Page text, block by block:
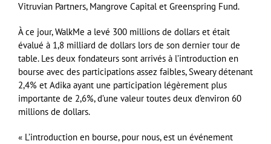
Vitruvian Partners, Mangrove Capital et Greenspring Fund.
À ce jour, WalkMe a levé 300 millions de dollars et était
évalué à 1,8 milliard de dollars lors de son dernier tour de
table. Les deux fondateurs sont arrivés à l’introduction en
bourse avec des participations assez faibles, Sweary détenant
2,4% et Adika ayant une participation légèrement plus
importante de 2,6%, d’une valeur toutes deux d’environ 60
millions de dollars.
« L’introduction en bourse, pour nous, est un événement